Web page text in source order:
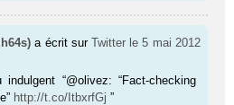
a écrit sur Twitter le 5 mai 2012
“@olivez: “Fact-checking
http://t.co/ItbxrfGj ”